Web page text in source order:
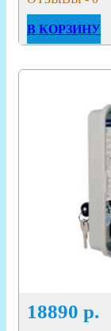
В КОРЗИНУ
18890 р.